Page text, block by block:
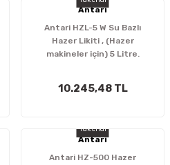
Antari
Antari HZL-5 W Su Bazlı
Hazer Likiti , (Hazer
makineler için) 5 Litre.
10.245,48 TL
Tükendi
Antari
Antari HZ-500 Hazer